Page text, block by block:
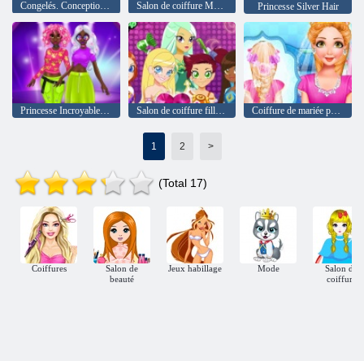
Princesse Silver Hair
Salon de coiffure fille poney
1 2 >
(Total 17)
Coiffures
Salon de
beauté
Jeux habillage Mode
Salon de
coiffure